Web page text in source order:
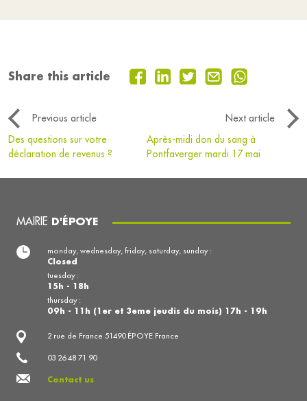
Share this article
Previous article
Next article
Des questions sur votre
déclaration de revenus ?
Après-midi don du sang à
Pontfaverger mardi 17 mai
MAIRIE D'ÉPOYE
2 rue de France 51490 ÉPOYE France
03 26 48 71 90
Contact us
monday, wednesday, friday, saturday, sunday :
Closed
tuesday :
15h - 18h
thursday :
09h - 11h (1er et 3eme jeudis du mois) 17h - 19h